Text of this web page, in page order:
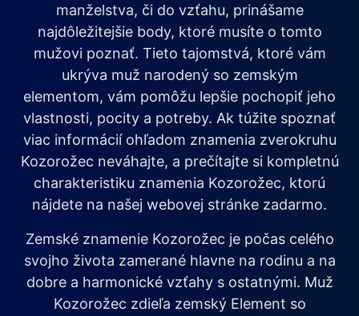
manželstva, či do vzťahu, prinášame
najdôležitejšie body, ktoré musíte o tomto
mužovi poznať. Tieto tajomstvá, ktoré vám
ukrýva muž narodený so zemským
elementom, vám pomôžu lepšie pochopiť jeho
vlastnosti, pocity a potreby. Ak túžite spoznať
viac informácií ohľadom znamenia zverokruhu
Kozorožec neváhajte, a prečítajte si kompletnú
charakteristiku znamenia Kozorožec, ktorú
nájdete na našej webovej stránke zadarmo.
Zemské znamenie Kozorožec je počas celého
svojho života zamerané hlavne na rodinu a na
dobre a harmonické vzťahy s ostatnými. Muž
Kozorožec zdieľa zemský Element so